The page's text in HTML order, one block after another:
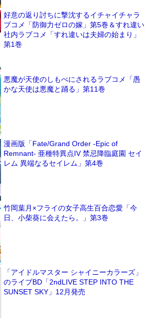
好意の返り討ちに撃沈するイチャイチャラ
ブコメ「防御力ゼロの嫁」第5巻＆すれ違い
社内ラブコメ「すれ違いは夫婦の始まり」
第1巻
悪魔が天使のしもべにされるラブコメ「愚
かな天使は悪魔と踊る」第11巻
漫画版「Fate/Grand Order -Epic of
Remnant- 亜種特異点IV 禁忌降臨庭園 セイ
レム 異端なるセイレム」第4巻
竹岡葉月×フライの女子高生百合恋愛「今
日、小柴葵に会えたら。」第3巻
「アイドルマスター シャイニーカラーズ」
のライブBD「2ndLIVE STEP INTO THE
SUNSET SKY」12月発売